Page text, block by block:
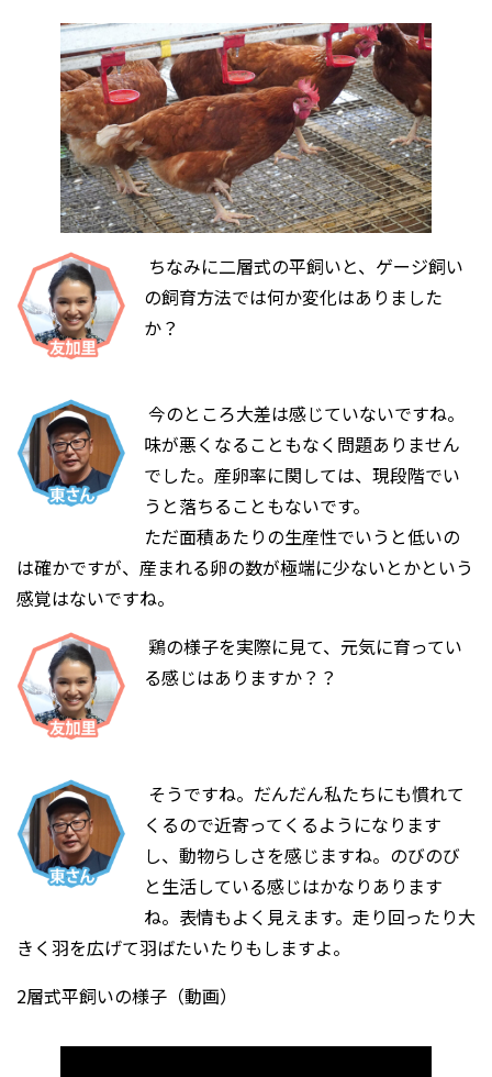
ちなみに二層式の平飼いと、ゲージ飼い
の飼育方法では何か変化はありました
か？
今のところ大差は感じていないですね。
味が悪くなることもなく問題ありません
でした。産卵率に関しては、現段階でい
うと落ちることもないです。
ただ面積あたりの生産性でいうと低いの
は確かですが、産まれる卵の数が極端に少ないとかという
感覚はないですね。
鶏の様子を実際に見て、元気に育ってい
る感じはありますか？？
そうですね。だんだん私たちにも慣れて
くるので近寄ってくるようになります
し、動物らしさを感じますね。のびのび
と生活している感じはかなりあります
ね。表情もよく見えます。走り回ったり大
きく羽を広げて羽ばたいたりもしますよ。
2層式平飼いの様子（動画）